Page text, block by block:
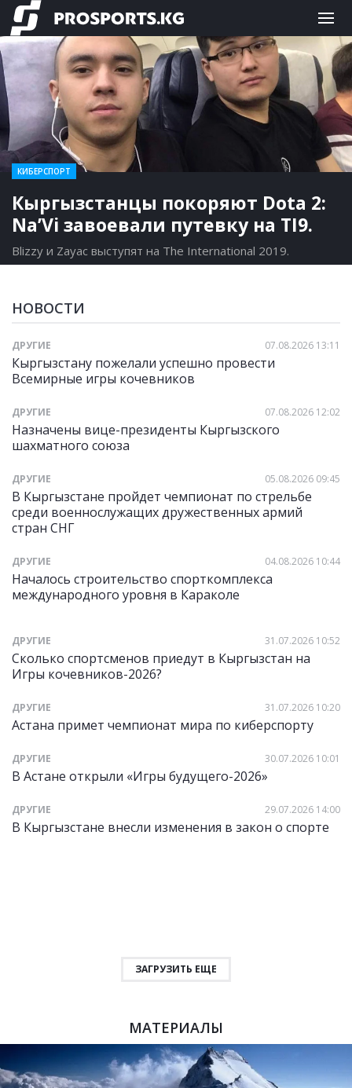
Кыргызстанцы покоряют Dota 2:
Na’Vi завоевали путевку на TI9.
Blizzy и Zayac выступят на The International 2019.
КИБЕРСПОРТ
НОВОСТИ
ДРУГИЕ 07.08.2026 13:11
Кыргызстану пожелали успешно провести
Всемирные игры кочевников
ДРУГИЕ 07.08.2026 12:02
Назначены вице-президенты Кыргызского
шахматного союза
ДРУГИЕ 05.08.2026 09:45
В Кыргызстане пройдет чемпионат по стрельбе
среди военнослужащих дружественных армий
стран СНГ
ДРУГИЕ 04.08.2026 10:44
Началось строительство спорткомплекса
международного уровня в Караколе
ДРУГИЕ 31.07.2026 10:52
Сколько спортсменов приедут в Кыргызстан на
Игры кочевников-2026?
ДРУГИЕ 31.07.2026 10:20
Астана примет чемпионат мира по киберспорту
ДРУГИЕ 30.07.2026 10:01
В Астане открыли «Игры будущего-2026»
ДРУГИЕ 29.07.2026 14:00
В Кыргызстане внесли изменения в закон о спорте
ЗАГРУЗИТЬ ЕЩЕ
МАТЕРИАЛЫ